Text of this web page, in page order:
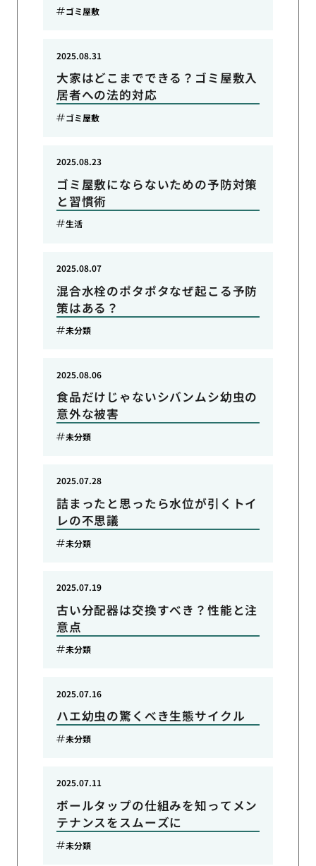
ゴミ屋敷
大家はどこまでできる？ゴミ屋敷入
居者への法的対応
2025.08.31
ゴミ屋敷
ゴミ屋敷にならないための予防対策
と習慣術
2025.08.23
生活
混合水栓のポタポタなぜ起こる予防
策はある？
2025.08.07
未分類
食品だけじゃないシバンムシ幼虫の
意外な被害
2025.08.06
未分類
詰まったと思ったら水位が引くトイ
レの不思議
2025.07.28
未分類
古い分配器は交換すべき？性能と注
意点
2025.07.19
未分類
ハエ幼虫の驚くべき生態サイクル
2025.07.16
未分類
ボールタップの仕組みを知ってメン
テナンスをスムーズに
2025.07.11
未分類